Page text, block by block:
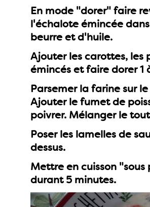
En mode "dorer" faire
l'échalote émincée
beurre et d'huile.
Ajouter les carottes, les
émincés et faire dorer 1
Parsemer la farine sur le
Ajouter le fumet de
poivrer. Mélanger le
Poser les lamelles de
dessus.
Mettre en cuisson "sous
durant 5 minutes.